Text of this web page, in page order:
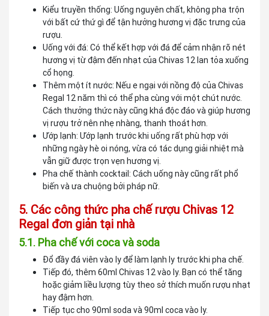
Kiểu truyền thống: Uống nguyên chất, không pha trộn
với bất cứ thứ gì để tận hưởng hương vị đặc trưng của
rượu.
Uống với đá: Có thể kết hợp với đá để cảm nhận rõ nét
hương vị từ đậm đến nhạt của Chivas 12 lan tỏa xuống
cổ họng.
Thêm một ít nước: Nếu e ngại với nồng độ của Chivas
Regal 12 năm thì có thể pha cùng với một chút nước.
Cách thưởng thức này cũng khá độc đáo và giúp hương
vị rượu trở nên nhẹ nhàng, thanh thoát hơn.
Ướp lạnh: Ướp lạnh trước khi uống rất phù hợp với
những ngày hè oi nóng, vừa có tác dụng giải nhiệt mà
vẫn giữ được trọn vẹn hương vị.
Pha chế thành cocktail: Cách uống này cũng rất phổ
biến và ưa chuộng bởi pháp nữ.
5. Các công thức pha chế rượu Chivas 12
Regal đơn giản tại nhà
5.1. Pha chế với coca và soda
Đổ đầy đá viên vào ly để làm lạnh ly trước khi pha chế.
Tiếp đó, thêm 60ml Chivas 12 vào ly. Bạn có thể tăng
hoặc giảm liều lượng tùy theo sở thích muốn rượu nhạt
hay đậm hơn.
Tiếp tục cho 90ml soda và 90ml coca vào ly.